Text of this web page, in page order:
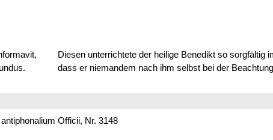
Diesen unterrichtete der heilige Benedikt so sorgfältig
dass er niemandem nach ihm selbst bei der
Officii, Nr. 3148